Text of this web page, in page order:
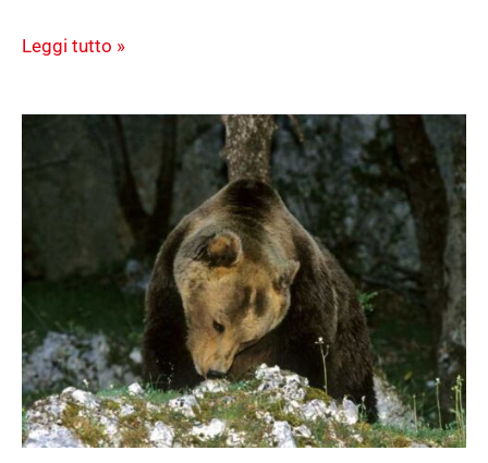
Leggi tutto »
AVVISTAMENTO
UN
ORSO
SULL’ALTOPIANO
DI
ASIAGO